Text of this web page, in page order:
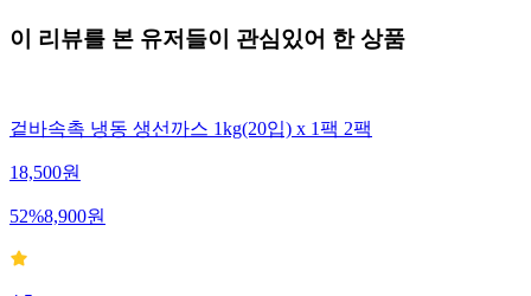
이 리뷰를 본 유저들이 관심있어 한 상품
겉바속촉 냉동 생선까스 1kg(20입) x 1팩 2팩
18,500원
52%8,900원